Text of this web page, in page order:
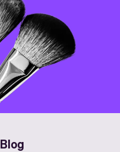
Blog